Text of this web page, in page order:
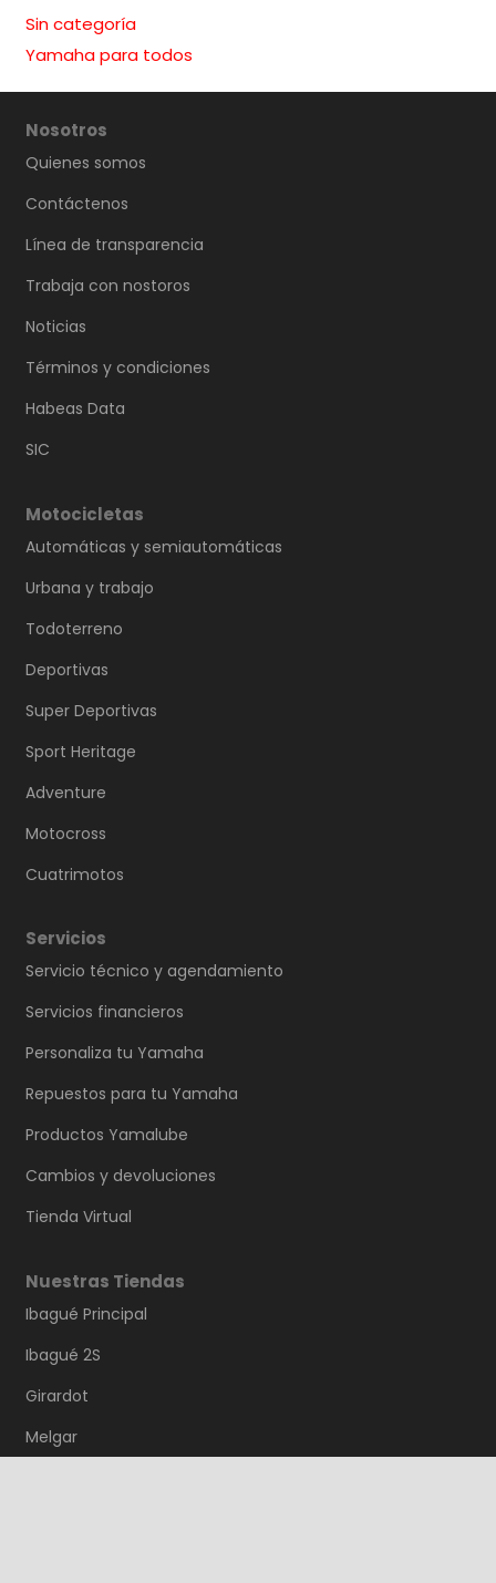
Sin categoría
Yamaha para todos
Nosotros
Quienes somos
Contáctenos
Línea de transparencia
Trabaja con nostoros
Noticias
Términos y condiciones
Habeas Data
SIC
Motocicletas
Automáticas y semiautomáticas
Urbana y trabajo
Todoterreno
Deportivas
Super Deportivas
Sport Heritage
Adventure
Motocross
Cuatrimotos
Servicios
Servicio técnico y agendamiento
Servicios financieros
Personaliza tu Yamaha
Repuestos para tu Yamaha
Productos Yamalube
Cambios y devoluciones
Tienda Virtual
Nuestras Tiendas
Ibagué Principal
Ibagué 2S
Girardot
Melgar